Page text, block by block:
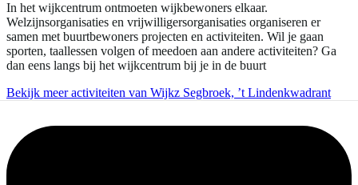
In het wijkcentrum ontmoeten wijkbewoners elkaar.
Welzijnsorganisaties en vrijwilligersorganisaties organiseren er
samen met buurtbewoners projecten en activiteiten. Wil je gaan
sporten, taallessen volgen of meedoen aan andere activiteiten? Ga
dan eens langs bij het wijkcentrum bij je in de buurt
Bekijk meer activiteiten van Wijkz Segbroek, ’t Lindenkwadrant